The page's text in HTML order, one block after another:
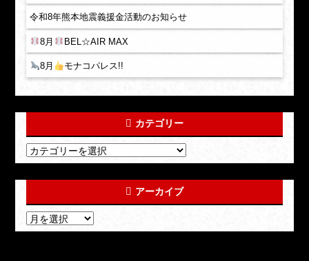
令和8年熊本地震義援金活動のお知らせ
8月 BEL☆AIR MAX
8月 モナコパレス!!
カテゴリー
アーカイブ